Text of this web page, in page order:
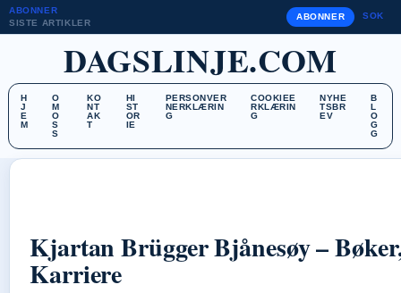
ABONNER
SISTE ARTIKLER
ABONNER SOK
DAGSLINJE.COM
H
J
E
M
O
M
O
S
S
KO
NT
AK
T
HI
ST
OR
IE
PERSONVER
NERKLÆRIN
G
COOKIEE
RKLÆRIN
G
NYHE
TSBR
EV
B
L
O
G
G
Kjartan Brügger Bjånesøy –
Karriere